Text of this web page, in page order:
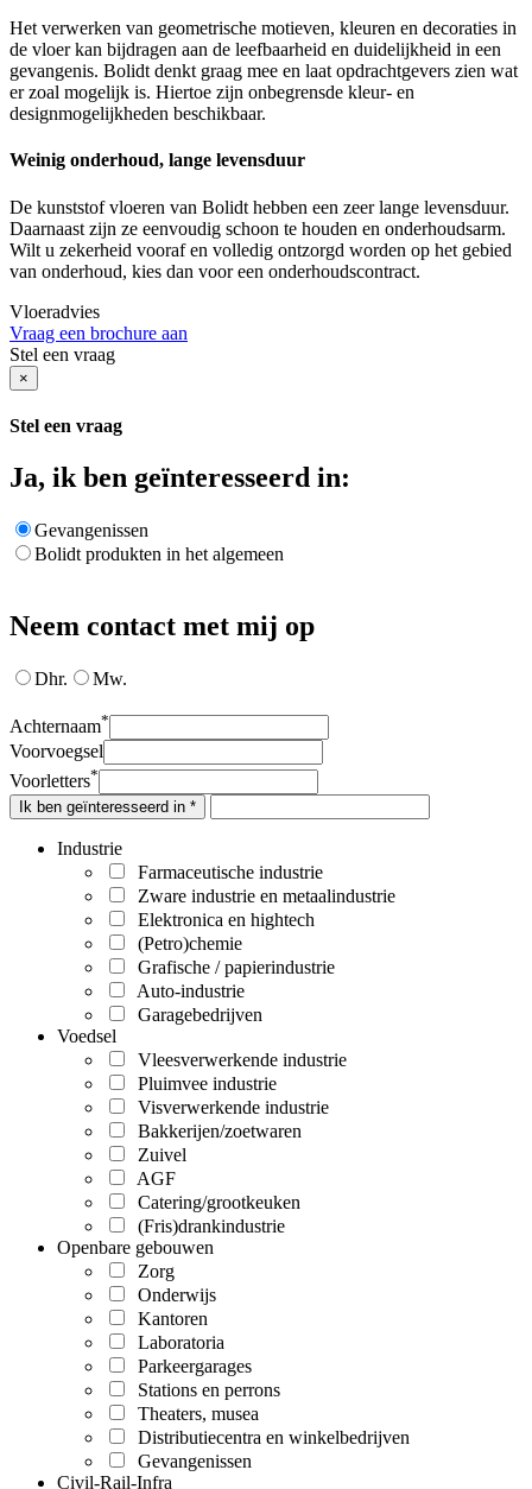
Het verwerken van geometrische motieven, kleuren en decoraties in
de vloer kan bijdragen aan de leefbaarheid en duidelijkheid in een
gevangenis. Bolidt denkt graag mee en laat opdrachtgevers zien wat
er zoal mogelijk is. Hiertoe zijn onbegrensde kleur- en
designmogelijkheden beschikbaar.
Weinig onderhoud, lange levensduur
De kunststof vloeren van Bolidt hebben een zeer lange levensduur.
Daarnaast zijn ze eenvoudig schoon te houden en onderhoudsarm.
Wilt u zekerheid vooraf en volledig ontzorgd worden op het gebied
van onderhoud, kies dan voor een onderhoudscontract.
Vloeradvies
Vraag een brochure aan
Stel een vraag
×
Stel een vraag
Ja, ik ben geïnteresseerd in:
Gevangenissen
Bolidt produkten in het algemeen
Neem contact met mij op
Dhr. Mw.
Achternaam*
Voorvoegsel
Voorletters*
Ik ben geïnteresseerd in *
Industrie
Farmaceutische industrie
Zware industrie en metaalindustrie
Elektronica en hightech
(Petro)chemie
Grafische / papierindustrie
Auto-industrie
Garagebedrijven
Voedsel
Vleesverwerkende industrie
Pluimvee industrie
Visverwerkende industrie
Bakkerijen/zoetwaren
Zuivel
AGF
Catering/grootkeuken
(Fris)drankindustrie
Openbare gebouwen
Zorg
Onderwijs
Kantoren
Laboratoria
Parkeergarages
Stations en perrons
Theaters, musea
Distributiecentra en winkelbedrijven
Gevangenissen
Civil-Rail-Infra